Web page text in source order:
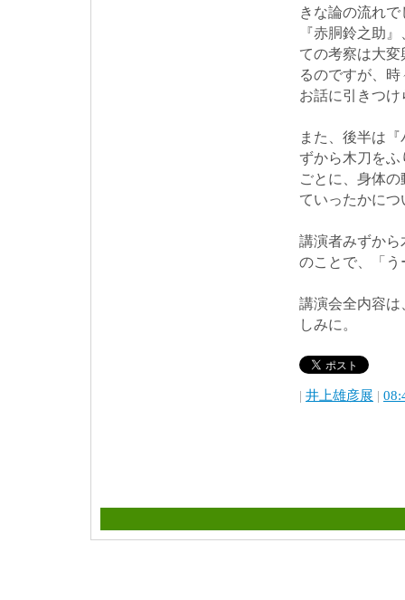
きな論の流れで
『赤胴鈴之助
ての考察は大
るのですが、
お話に引きつ
また、後半は
ずから木刀を
ごとに、身体
ていったかに
講演者みずか
のことで、「
講演会全内容
しみに。
| 井上雄彦展 |